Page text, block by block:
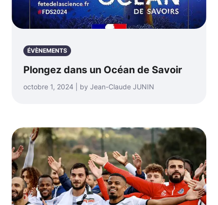
ÉVÈNEMENTS
Plongez dans un Océan de Savoir
octobre 1, 2024 | by Jean-Claude JUNIN